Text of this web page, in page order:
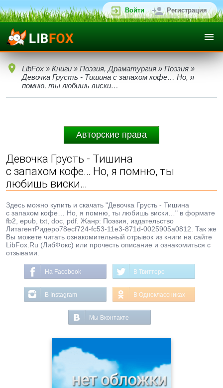
Войти Регистрация
LibFox » Книги » Поэзия, Драматургия » Поэзия »
Девочка Грусть - Тишина с запахом кофе… Но, я
помню, ты любишь виски…
Авторские права
Девочка Грусть - Тишина
с запахом кофе… Но, я помню, ты
любишь виски…
Здесь можно купить и скачать "Девочка Грусть - Тишина
с запахом кофе… Но, я помню, ты любишь виски…" в формате
fb2, epub, txt, doc, pdf. Жанр: Поэзия, издательство
ЛитагентРидеро78ecf724-fc53-11e3-871d-0025905a0812. Так же
Вы можете читать ознакомительный отрывок из книги на сайте
LibFox.Ru (ЛибФокс) или прочесть описание и ознакомиться с
отзывами.
На Facebook В Твиттере
В Instagram В Одноклассниках
Мы Вконтакте